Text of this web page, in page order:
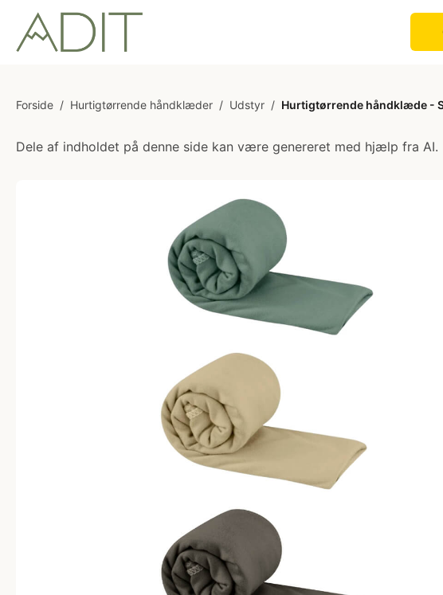
Forside / Hurtigtørrende håndklæder / Udstyr / Hurtigtørrende håndklæde -
Dele af indholdet på denne side kan være genereret med hjælp fra AI.